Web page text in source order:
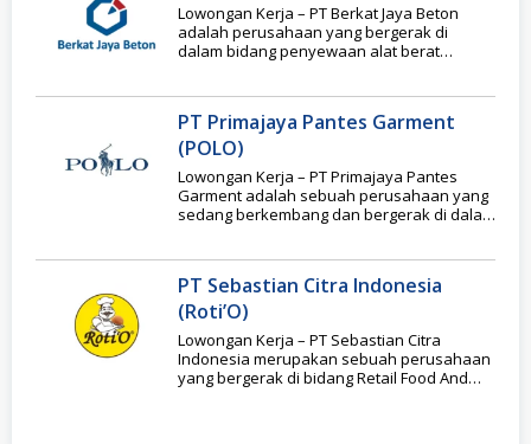
Lowongan Kerja – PT Berkat Jaya Beton
adalah perusahaan yang bergerak di
dalam bidang penyewaan alat berat
PT Primajaya Pantes Garment
(POLO)
Lowongan Kerja – PT Primajaya Pantes
Garment adalah sebuah perusahaan yang
sedang berkembang dan bergerak di dalam
PT Sebastian Citra Indonesia
(Roti’O)
Lowongan Kerja – PT Sebastian Citra
Indonesia merupakan sebuah perusahaan
yang bergerak di bidang Retail Food And